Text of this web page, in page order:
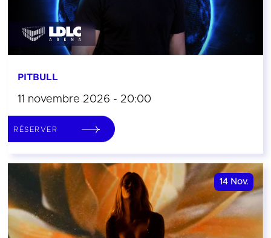
PITBULL
11 novembre 2026 - 20:00
RÉSERVER
14 Nov.